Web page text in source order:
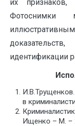
их
идентификации
в
Ищенко – М. –